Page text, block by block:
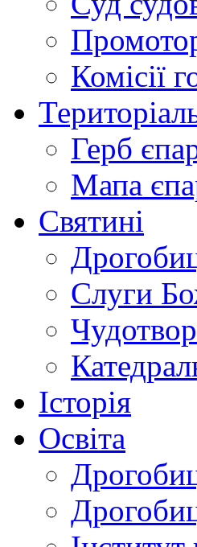
Комісії
Герб
Мапа
Святині
Слуги
Історія
Освіта